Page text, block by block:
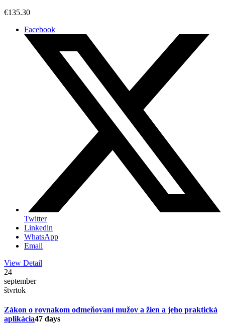
€135.30
Facebook
Twitter
Linkedin
WhatsApp
Email
View Detail
24
september
štvrtok
Zákon o rovnakom odmeňovaní mužov a žien a jeho praktická
aplikácia47 days